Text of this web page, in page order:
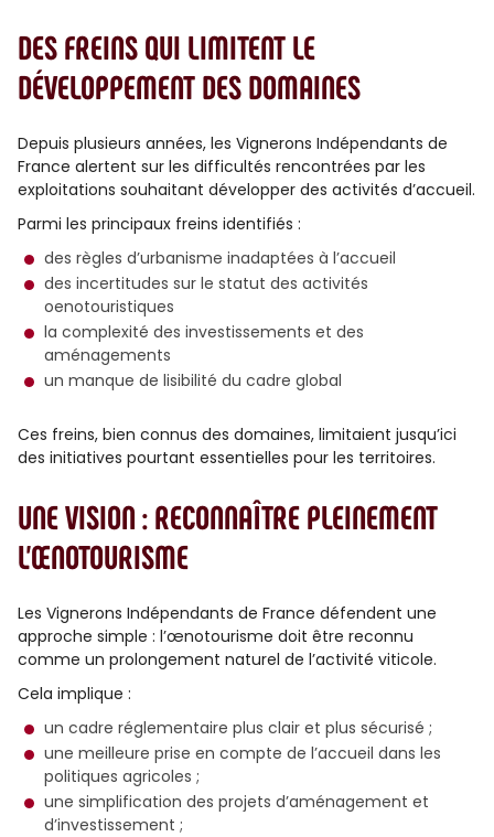
DES FREINS QUI LIMITENT LE
DÉVELOPPEMENT DES DOMAINES
Depuis plusieurs années, les Vignerons Indépendants de
France alertent sur les difficultés rencontrées par les
exploitations souhaitant développer des activités d’accueil.
Parmi les principaux freins identifiés :
des règles d’urbanisme inadaptées à l’accueil
des incertitudes sur le statut des activités
oenotouristiques
la complexité des investissements et des
aménagements
un manque de lisibilité du cadre global
Ces freins, bien connus des domaines, limitaient jusqu’ici
des initiatives pourtant essentielles pour les territoires.
UNE VISION : RECONNAÎTRE PLEINEMENT
L’ŒNOTOURISME
Les Vignerons Indépendants de France défendent une
approche simple : l’œnotourisme doit être reconnu
comme un prolongement naturel de l’activité viticole.
Cela implique :
un cadre réglementaire plus clair et plus sécurisé ;
une meilleure prise en compte de l’accueil dans les
politiques agricoles ;
une simplification des projets d’aménagement et
d’investissement ;